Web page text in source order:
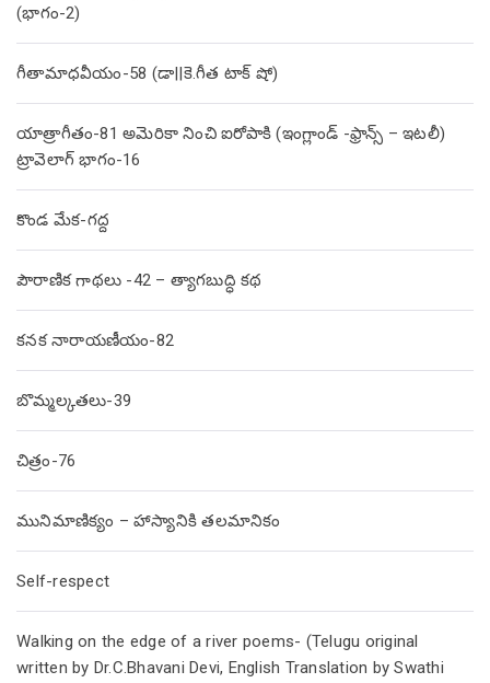
(భాగం-2)
గీతామాధవీయం-58 (డా||కె.గీత టాక్ షో)
యాత్రాగీతం-81 అమెరికా నించి ఐరోపాకి (ఇంగ్లాండ్ -ఫ్రాన్స్ – ఇటలీ)
ట్రావెలాగ్ భాగం-16
కొండ మేక-గద్ద
పౌరాణిక గాథలు -42 – త్యాగబుద్ధి కథ
కనక నారాయణీయం-82
బొమ్మల్కతలు-39
చిత్రం-76
మునిమాణిక్యం – హాస్యానికి తలమానికం
Self-respect
Walking on the edge of a river poems- (Telugu original
written by Dr.C.Bhavani Devi, English Translation by Swathi